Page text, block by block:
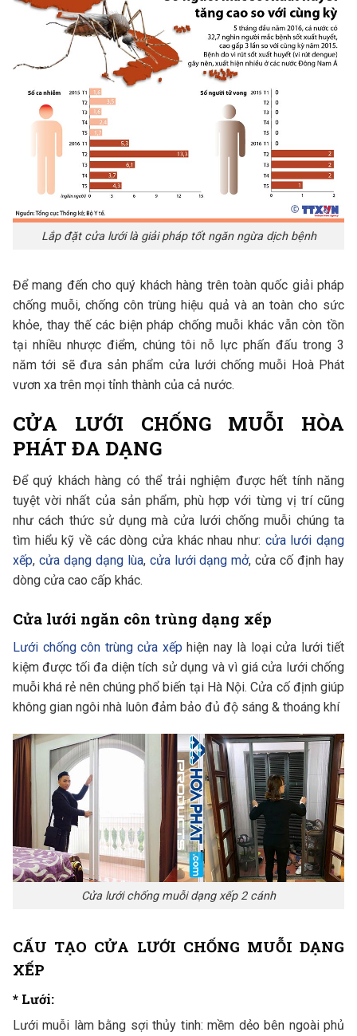
Lắp đặt cửa lưới là giải pháp tốt ngăn ngừa dịch bệnh
Để mang đến cho quý khách hàng trên toàn quốc giải pháp
chống muỗi, chống côn trùng hiệu quả và an toàn cho sức
khỏe, thay thế các biện pháp chống muỗi khác vẫn còn tồn
tại nhiều nhược điểm, chúng tôi nỗ lực phấn đấu trong 3
năm tới sẽ đưa sản phẩm cửa lưới chống muỗi Hoà Phát
vươn xa trên mọi tỉnh thành của cả nước.
CỬA LƯỚI CHỐNG MUỖI HÒA
PHÁT ĐA DẠNG
Để quý khách hàng có thể trải nghiệm được hết tính năng
tuyệt vời nhất của sản phẩm, phù hợp với từng vị trí cũng
như cách thức sử dụng mà cửa lưới chống muỗi chúng ta
tìm hiểu kỹ về các dòng cửa khác nhau như: cửa lưới dạng
xếp, cửa dạng dạng lùa, cửa lưới dạng mở, cửa cố định hay
dòng cửa cao cấp khác.
Cửa lưới ngăn côn trùng dạng xếp
Lưới chống côn trùng cửa xếp hiện nay là loại cửa lưới tiết
kiệm được tối đa diện tích sử dụng và vì giá cửa lưới chống
muỗi khá rẻ nên chúng phổ biến tại Hà Nội. Cửa cố định giúp
không gian ngôi nhà luôn đảm bảo đủ độ sáng & thoáng khí
Cửa lưới chống muỗi dạng xếp 2 cánh
CẤU TẠO CỬA LƯỚI CHỐNG MUỖI DẠNG
XẾP
* Lưới:
Lưới muỗi làm bằng sợi thủy tinh: mềm dẻo bên ngoài phủ